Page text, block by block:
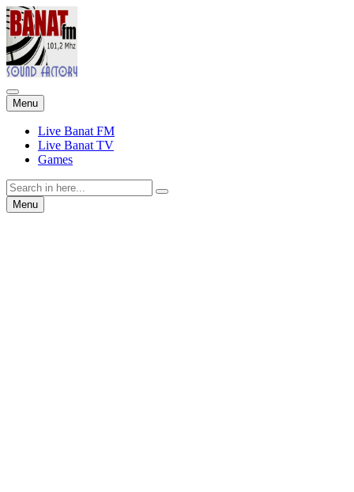
Menu Skip
to
content
Live Banat FM
Live Banat TV
Games
Search
for:Menu Skip
to